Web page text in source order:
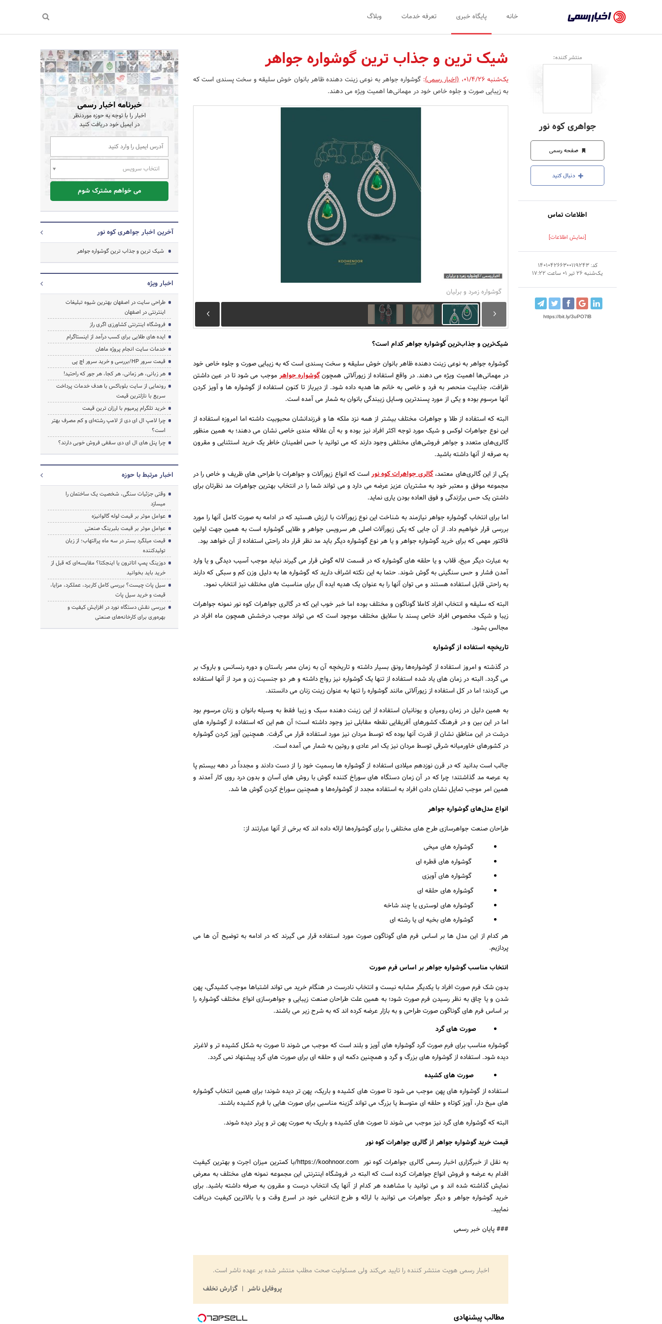
رسمی
-
اخبار
شرکت‌ها،
سازمان‌ها
و
روابط
عمومی‌ها
خانه پایگاه خبری تعرفه خدمات وبلاگ
جستجو
منتشر کننده:
جواهری کوه نور
صفحه رسمی
دنبال کنید
اطلاعات تماس
[نمایش اطلاعات]
کد: 140104266300119243
یک‌شنبه 26 تیر 01 ساعت 17:22
https://bit.ly/3uPO7lB
شیک ترین و جذاب ترین گوشواره جواهر
یک‌شنبه 01/4/26 ،(اخبار رسمی): گوشواره جواهر به نوعی زینت دهنده ظاهر بانوان خوش سلیقه و سخت پسندی است که
به زیبایی صورت و جلوه خاص خود در مهمانی‌ها اهمیت ویژه می دهند.
گوشواره زمرد و برلیان
شیک‌ترین و جذاب‌ترین گوشواره جواهر کدام است؟
گوشواره جواهر به نوعی زینت دهنده ظاهر بانوان خوش سلیقه و سخت پسندی است که به زیبایی صورت و جلوه خاص خود
در مهمانی‌ها اهمیت ویژه می دهند. در واقع استفاده از زیورآلاتی همچونگوشواره جواهر موجب می‌ شود تا در عین داشتن
ظرافت، جذابیت منحصر به فرد و خاصی به خانم ها هدیه داده شود. از دیرباز تا کنون استفاده از گوشواره ها و آویز کردن
آنها مرسوم بوده و یکی از مورد پسندترین وسایل زیبندگی بانوان به شمار می آمده است.
البته که استفاده از طلا و جواهرات مختلف بیشتر از همه نزد ملکه ها و فرزندانشان محبوبیت داشته اما امروزه استفاده از
این نوع جواهرات لوکس و شیک مورد توجه اکثر افراد نیز بوده و به آن علاقه مندی خاصی نشان می دهند؛ به همین منظور
گالری‌های متعدد و جواهر فروشی‌های مختلفی وجود دارند که می توانید با حس اطمینان خاطر یک خرید استثنایی و مقرون
به صرفه از آنها داشته باشید.
یکی از این گالری‌های معتمد،گالری جواهرات کوه نوراست که انواع زیورآلات و جواهرات با طراحی های ظریف و خاص را در
مجموعه موفق و معتبر خود به مشتریان عزیز عرضه می دارد و می تواند شما را در انتخاب بهترین جواهرات مد نظرتان برای
داشتن یک حس برازندگی و فوق العاده بودن یاری نماید.
اما برای انتخاب گوشواره جواهر نیازمند به شناخت این نوع زیورآلات با ارزش هستید که در ادامه به صورت کامل آنها را مورد
بررسی قرار خواهیم داد. از آن جایی که یکی زیورآلات اصلی هر سرویس جواهر و طلایی گوشواره است به همین جهت اولین
فاکتور مهمی که برای خرید گوشواره جواهر و یا هر نوع گوشواره دیگر باید مد نظر قرار داد راحتی استفاده از آن خواهد بود.
به عبارت دیگر میخ، قلاب و یا حلقه های گوشواره که در قسمت لاله گوش قرار می گیرند نباید موجب آسیب دیدگی و یا وارد
آمدن فشار و حس سنگینی به گوش شوند. حتما به این نکته اشراف دارید که گوشواره ها به دلیل وزن کم و سبکی که دارند
به راحتی قابل استفاده هستند و می توان آنها را به عنوان یک هدیه ایده آل برای مناسبت های مختلف نیز انتخاب نمود.
البته که سلیقه و انتخاب افراد کاملا گوناگون و مختلف بوده اما خبر خوب این که در گالری جواهرات کوه نور نمونه جواهرات
زیبا و شیک مخصوص افراد خاص پسند با سلایق مختلف موجود است که می تواند موجب درخشش همچون ماه افراد در
مجالس بشود.
تاریخچه استفاده از گوشواره
در گذشته و امروز استفاده از گوشواره‌ها رونق بسیار داشته و تاریخچه آن به زمان مصر باستان و دوره رنسانس و باروک بر
می گردد. البته در زمان های یاد شده استفاده از تنها یک گوشواره نیز رواج داشته و هر دو جنسیت زن و مرد از آنها استفاده
می کردند؛ اما در کل استفاده از زیورآلاتی مانند گوشواره را تنها به عنوان زینت زنان می دانستند.
به همین دلیل در زمان رومیان و یونانیان استفاده از این زینت دهنده سبک و زیبا فقط به وسیله بانوان و زنان مرسوم بود
اما در این بین و در فرهنگ کشورهای آفریقایی نقطه مقابلی نیز وجود داشته است؛ آن هم این که استفاده از گوشواره های
درشت در این مناطق نشان از قدرت آنها بوده که توسط مردان نیز مورد استفاده قرار می گرفت. همچنین آویز کردن گوشواره
در کشورهای خاورمیانه شرقی توسط مردان نیز یک امر عادی و روتین به شمار می آمده است.
جالب است بدانید که در قرن نوزدهم میلادی استفاده از گوشواره ها رسمیت خود را از دست دادند و مجدداً در دهه بیستم پا
به عرصه مد گذاشتند؛ چرا که در آن زمان دستگاه های سوراخ کننده گوش با روش های آسان و بدون درد روی کار آمدند و
همین امر موجب تمایل نشان دادن افراد به استفاده مجدد از گوشواره‌ها و همچنین سوراخ کردن گوش ها شد.
انواع مدل‌های گوشواره جواهر
طراحان صنعت جواهرسازی طرح های مختلفی را برای گوشواره‌ها ارائه داده اند که برخی از آنها عبارتند از:
گوشواره های میخی
گوشواره های قطره ای
گوشواره های آویزی
گوشواره های حلقه ای
گوشواره های لوستری یا چند شاخه
گوشواره های بخیه ای یا رشته ای
هر کدام از این مدل ها بر اساس فرم های گوناگون صورت مورد استفاده قرار می گیرند که در ادامه به توضیح آن ها می
پردازیم.
انتخاب مناسب گوشواره جواهر بر اساس فرم صورت
بدون شک فرم صورت افراد با یکدیگر مشابه نیست و انتخاب نادرست در هنگام خرید می تواند اشتباها موجب کشیدگی، پهن
شدن و یا چاق به نظر رسیدن فرم صورت شود‌؛ به همین علت طراحان صنعت زیبایی و جواهرسازی انواع مختلف گوشواره را
بر اساس فرم های گوناگون صورت طراحی و به بازار عرضه کرده اند که به شرح زیر می باشند.
صورت های گرد
گوشواره مناسب برای فرم صورت گرد گوشواره های آویز و بلند است که موجب می شوند تا صورت به شکل کشیده تر و لاغرتر
دیده شود. استفاده از گوشواره های بزرگ و گرد و همچنین دکمه ای و حلقه ای برای صورت های گرد پیشنهاد نمی گردد.
صورت های کشیده
استفاده از گوشواره های پهن موجب می شود تا صورت های کشیده و باریک، پهن تر دیده شوند؛ برای همین انتخاب گوشواره
های میخ دار، آویز کوتاه و حلقه ای متوسط یا بزرگ می تواند گزینه مناسبی برای صورت هایی با فرم کشیده باشند.
البته که گوشواره های گرد نیز موجب می ‌شوند تا صورت های کشیده و باریک به صورت پهن تر و پرتر دیده شوند.
قیمت خرید گوشواره جواهر از گالری جواهرات کوه نور
به نقل از خبرگزاری اخبار رسمی گالری جواهرات کوه نور https://koohnoor.com/با کمترین میزان اجرت و بهترین کیفیت
اقدام به عرضه و فروش انواع جواهرات کرده است که البته در فروشگاه اینترنتی این مجموعه نمونه های مختلف به معرض
نمایش گذاشته شده اند و می توانید با مشاهده هر کدام از آنها یک انتخاب درست و مقرون به صرفه داشته باشید. برای
خرید گوشواره جواهر و دیگر جواهرات می توانید با ارائه و طرح انتخابی خود در اسرع وقت و با بالاترین کیفیت دریافت
نمایید.
### پایان خبر رسمی
اخبار رسمی هویت منتشر کننده را تایید می‌کند ولی مسئولیت صحت مطلب منتشر شده بر عهده ناشر است.
پروفایل ناشر
گزارش تخلف
مطالب پیشنهادی
خبرنامه اخبار رسمی
اخبار را با توجه به حوزه موردنظر
در ایمیل خود دریافت کنید
انتخاب سرویس
می خواهم مشترک شوم
آخرین اخبار جواهری کوه نور
شیک ترین و جذاب ترین گوشواره جواهر
اخبار ویژه
طراحی سایت در اصفهان بهترین شیوه تبلیغات
اینترنتی در اصفهان
فروشگاه اینترنتی کشاورزی اگری راز
ایده های طلایی برای کسب درآمد از اینستاگرام
خدمات سایت انجام پروژه ماهان
قیمت سرور HP/بررسی و خرید سرور اچ پی
هر زبانی، هر زمانی، هر کجا، هر جور که راحتید!
رونمایی از سایت بلوباکس با هدف خدمات پرداخت
سریع با نازلترین قیمت
خرید تلگرام پرمیوم با ارزان ترین قیمت
چرا لامپ ال ای دی از لامپ رشته‌ای و کم مصرف بهتر
است؟
چرا پنل های ال ای دی سقفی فروش خوبی دارند؟
اخبار مرتبط با حوزه
وقتی جزئیات سنگی، شخصیت یک ساختمان را
میسازد
عوامل موثر بر قیمت لوله گالوانیزه
عوامل موثر بر قیمت بلبرینگ صنعتی
قیمت میلگرد بستر در سه ماه پرالتهاب؛ از زبان
تولیدکننده
دوزینگ پمپ اتاترون یا اینجکتا؟ مقایسه‌ای که قبل از
خرید باید بخوانید
سیل پات چیست؟ بررسی کامل کاربرد، عملکرد، مزایا،
قیمت و خرید سیل پات
بررسی نقش دستگاه نورد در افزایش کیفیت و
بهره‌وری برای کارخانه‌های صنعتی